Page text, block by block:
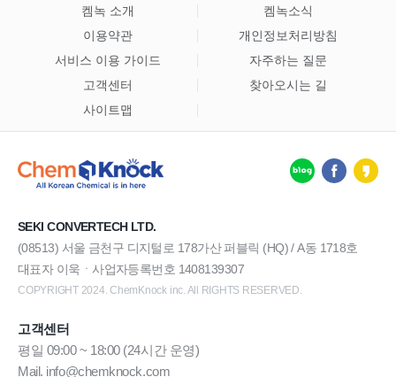
켐녹 소개
켐녹소식
이용약관
개인정보처리방침
서비스 이용 가이드
자주하는 질문
고객센터
찾아오시는 길
사이트맵
SEKI CONVERTECH LTD.
(08513) 서울 금천구 디지털로 178가산 퍼블릭 (HQ) / A동 1718호
대표자 이욱ㆍ사업자등록번호 1408139307
COPYRIGHT 2024. ChemKnock inc. All RIGHTS RESERVED.
고객센터
평일 09:00 ~ 18:00 (24시간 운영)
Mail. info@chemknock.com